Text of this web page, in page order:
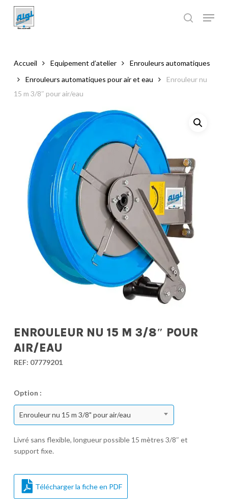
main
Accueil Equipement d’atelier
Enrouleurs automatiques
Enrouleurs automatiques pour air et eau
Enrouleur nu
15 m 3/8″ pour air/eau
ENROULEUR NU 15 M 3/8″ POUR
AIR/EAU
REF: 07779201
Option :
Enrouleur nu 15 m 3/8" pour air/eau
Livré sans flexible, longueur possible 15 mètres 3/8″ et
support fixe.
Télécharger la fiche en PDF